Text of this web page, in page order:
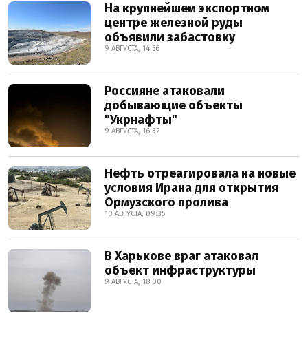
На крупнейшем экспортном
центре железной руды
объявили забастовку
9 АВГУСТА, 14:56
Россияне атаковали
добывающие объекты
"Укрнафты"
9 АВГУСТА, 16:32
Нефть отреагировала на новые
условия Ирана для открытия
Ормузского пролива
10 АВГУСТА, 09:35
В Харькове враг атаковал
объект инфраструктуры
9 АВГУСТА, 18:00